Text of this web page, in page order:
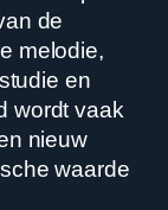
de
melodie,
en
wordt vaak
nieuw
waarde